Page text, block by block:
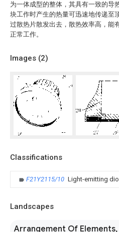
为一体成型的整体，其具有一致的导
块工作时产生的热量可迅速地传递至
过散热片散发出去，散热效率高，能
正常工作。
Images (2)
Classifications
F21Y2115/10 Light-emitting
Landscapes
Arrangement Of